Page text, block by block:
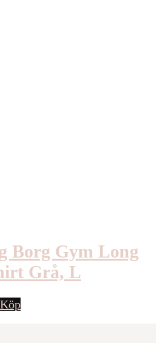
Borg Gym Long
Grå, L